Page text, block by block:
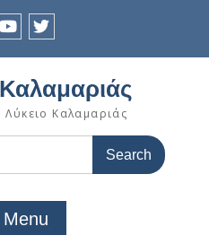
Λύκειο Καλαμαριάς
Menu